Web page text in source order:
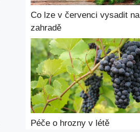
Co lze v červenci vysadit na
zahradě
Péče o hrozny v létě